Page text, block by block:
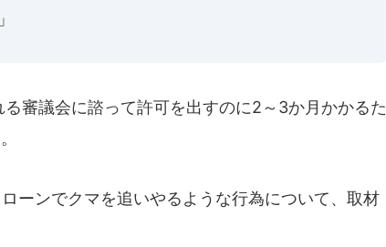
審議会に諮って許可を出すのに2～3か月かかるた
ーンでクマを追いやるような行為について、取材